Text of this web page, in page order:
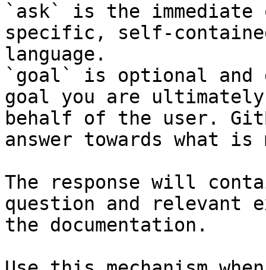
`ask` is the
specific, self-
language.
`goal` is optional and
goal you are
behalf of the user.
answer towards what
The response will
question and relevant
the documentation.